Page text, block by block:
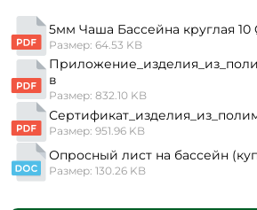
5мм Чаша Бассейна круглая 10
Размер: 64.53 KB
в
Размер: 832.10 KB
Размер: 951.96 KB
Опросный лист на бассейн
Размер: 130.26 KB